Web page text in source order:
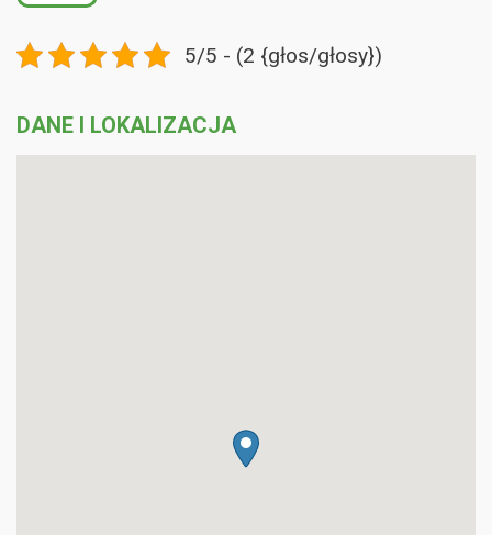
5/5 - (2 {głos/głosy})
DANE I LOKALIZACJA